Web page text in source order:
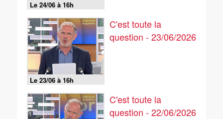
Le 24/06 à 16h
Le 23/06 à 16h
C'est toute la
question - 23/06/2026
C'est toute la
question - 22/06/2026